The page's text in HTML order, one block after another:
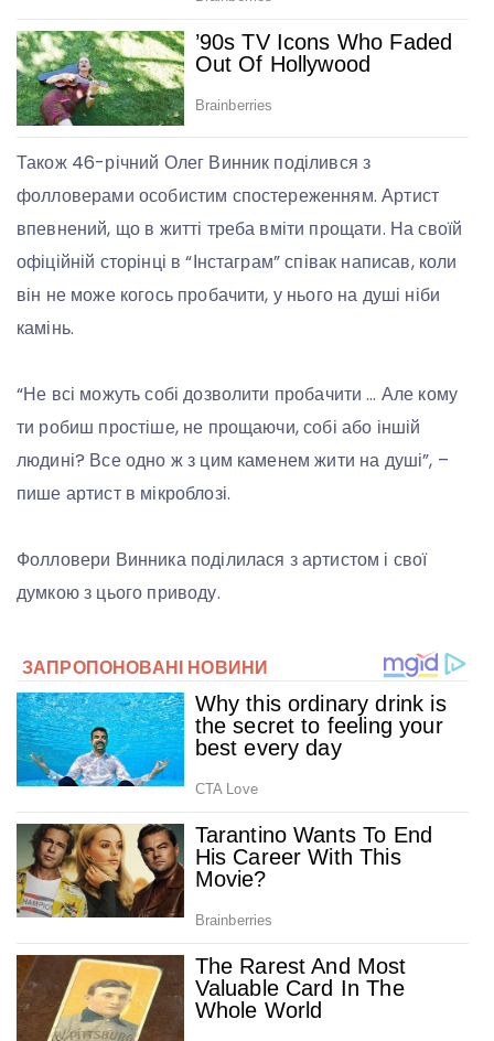
Також 46-річний Олег Винник поділився з
фолловерами особистим спостереженням. Артист
впевнений, що в житті треба вміти прощати. На своїй
офіційній сторінці в “Інстаграм” співак написав, коли
він не може когось пробачити, у нього на душі ніби
камінь.
“Не всі можуть собі дозволити пробачити … Але кому
ти робиш простіше, не прощаючи, собі або іншій
людині? Все одно ж з цим каменем жити на душі”, –
пише артист в мікроблозі.
Фолловери Винника поділилася з артистом і свої
думкою з цього приводу.